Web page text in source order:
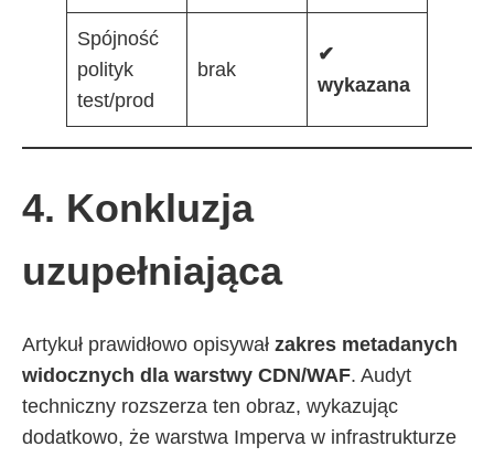
Spójność
polityk
test/prod
brak
✔
wykazana
4. Konkluzja
uzupełniająca
Artykuł prawidłowo opisywał zakres metadanych
widocznych dla warstwy CDN/WAF. Audyt
techniczny rozszerza ten obraz, wykazując
dodatkowo, że warstwa Imperva w infrastrukturze